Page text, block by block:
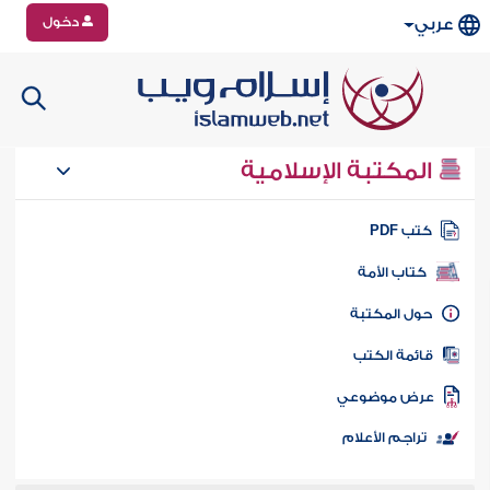
عربي دخول
المكتبة الإسلامية
كتب PDF
كتاب الأمة
المكتبة
الكتب
موضوعي